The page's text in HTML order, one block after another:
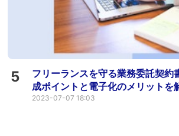
5
フリーランスを守る業務委託契約
成ポイントと電子化のメリットを
2023-07-07 18:03